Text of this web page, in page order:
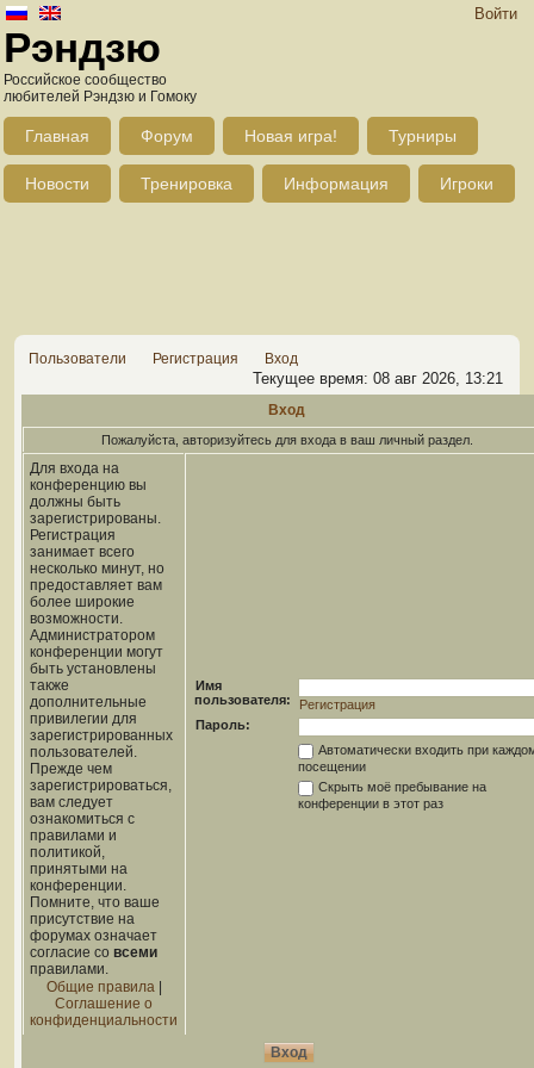
Войти
Рэндзю
Российское сообщество
любителей Рэндзю и Гомоку
Главная Форум Новая игра! Турниры
Новости Тренировка Информация Игроки
Пользователи Регистрация Вход
Текущее время: 08 авг 2026, 13:21
Вход
Пожалуйста, авторизуйтесь для входа в ваш личный раздел.
Для входа на
конференцию вы
должны быть
зарегистрированы.
Регистрация
занимает всего
несколько минут, но
предоставляет вам
более широкие
возможности.
Администратором
конференции могут
быть установлены
также
дополнительные
привилегии для
зарегистрированных
пользователей.
Прежде чем
зарегистрироваться,
вам следует
ознакомиться с
правилами и
политикой,
принятыми на
конференции.
Помните, что ваше
присутствие на
форумах означает
согласие со всеми
правилами.
Общие правила|
Соглашение о
конфиденциальности
Имя
пользователя:
Регистрация
Пароль:
Автоматически входить при
посещении
Скрыть моё пребывание на
конференции в этот раз